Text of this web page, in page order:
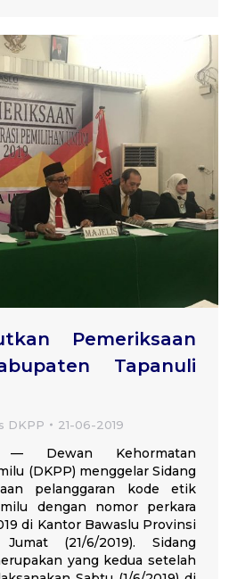
Pemeriksaan
Tapanuli
DKPP 21-06-2019
— Dewan Kehormatan
(DKPP) menggelar Sidang
pelanggaran kode etik
dengan nomor perkara
di Kantor Bawaslu Provinsi
(21/6/2019). Sidang
yang kedua setelah